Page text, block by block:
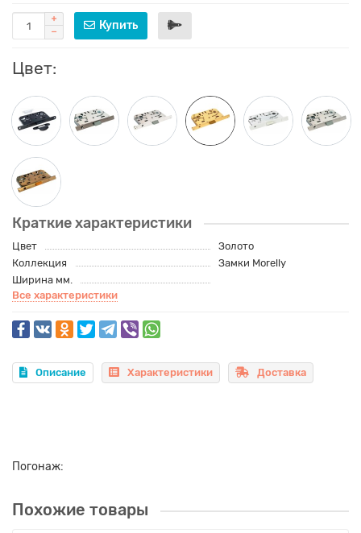
Купить
Цвет:
Краткие характеристики
Цвет
Золото
Коллекция
Замки Morelly
Ширина мм.
Все характеристики
Описание Характеристики Доставка
Погонаж:
Похожие товары